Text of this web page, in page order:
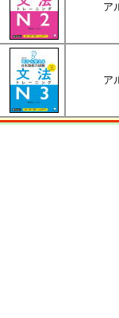
ア
ア